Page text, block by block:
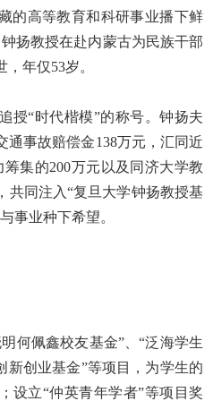
的高等教育和科研事业播下鲜
扬教授在赴内蒙古为民族干部
，年仅53岁。
授“时代楷模”的称号。钟扬夫
通事故赔偿金138万元，汇同近
筹集的200万元以及同济大学教
共同注入“复旦大学钟扬教授基
事业种下希望。
何佩鑫校友基金”、“泛海学生
新创业基金”等项目，为学生的
设立“仲英青年学者”等项目奖